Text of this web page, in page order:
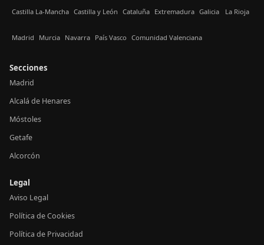
Castilla La-Mancha Castilla y León Cataluña Extremadura Galicia La Rioja
Madrid Murcia Navarra País Vasco Comunidad Valenciana
Secciones
Madrid
Alcalá de Henares
Móstoles
Getafe
Alcorcón
Legal
Aviso Legal
Política de Cookies
Política de Privacidad